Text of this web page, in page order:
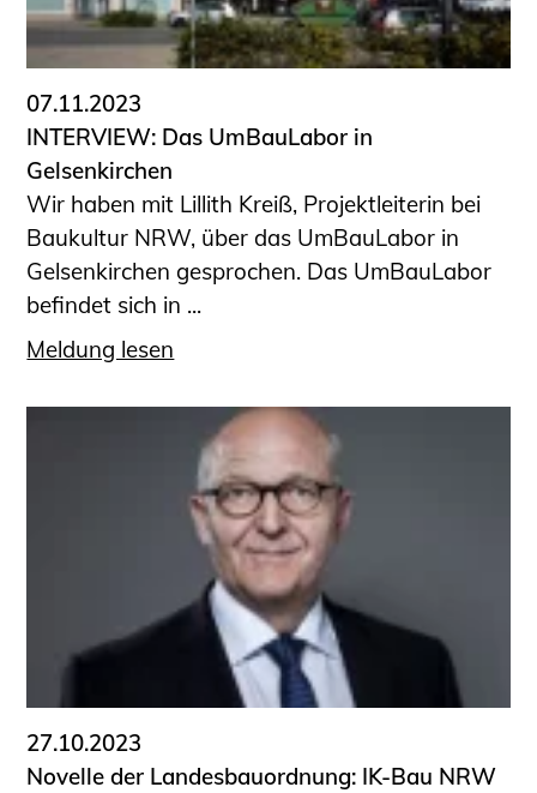
07.11.2023
INTERVIEW: Das UmBauLabor in
Gelsenkirchen
Wir haben mit Lillith Kreiß, Projektleiterin bei
Baukultur NRW, über das UmBauLabor in
Gelsenkirchen gesprochen. Das UmBauLabor
befindet sich in ...
Meldung lesen
27.10.2023
Novelle der Landesbauordnung: IK-Bau NRW